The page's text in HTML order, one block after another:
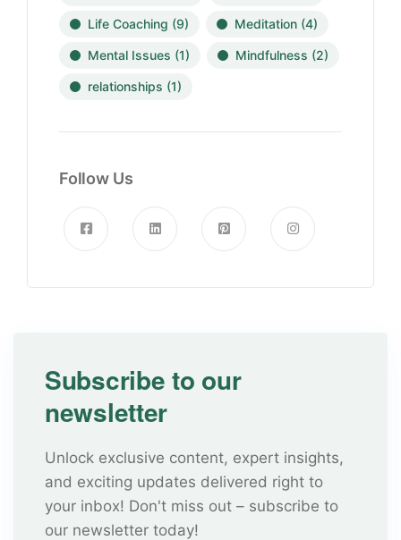
Life Coaching (9) Meditation (4)
Mental Issues (1) Mindfulness (2)
relationships (1)
Follow Us
Subscribe to our
newsletter
Unlock exclusive content, expert insights,
and exciting updates delivered right to
your inbox! Don't miss out – subscribe to
our newsletter today!